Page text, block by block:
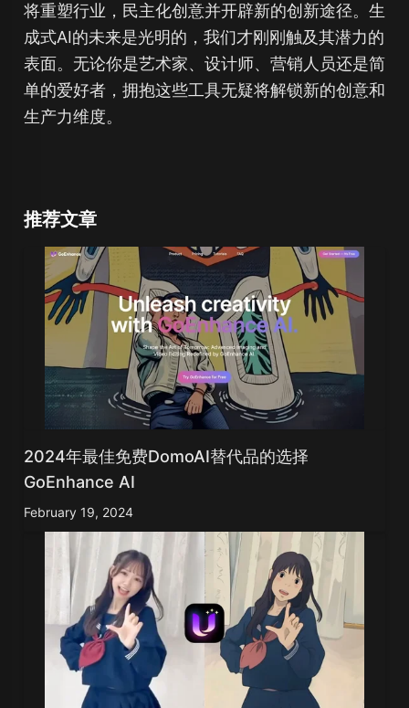
将重塑行业，民主化创意并开辟新的创新途径。生
成式AI的未来是光明的，我们才刚刚触及其潜力的
表面。无论你是艺术家、设计师、营销人员还是简
单的爱好者，拥抱这些工具无疑将解锁新的创意和
生产力维度。
推荐文章
2024年最佳免费DomoAI替代品的选择
GoEnhance AI
February 19, 2024